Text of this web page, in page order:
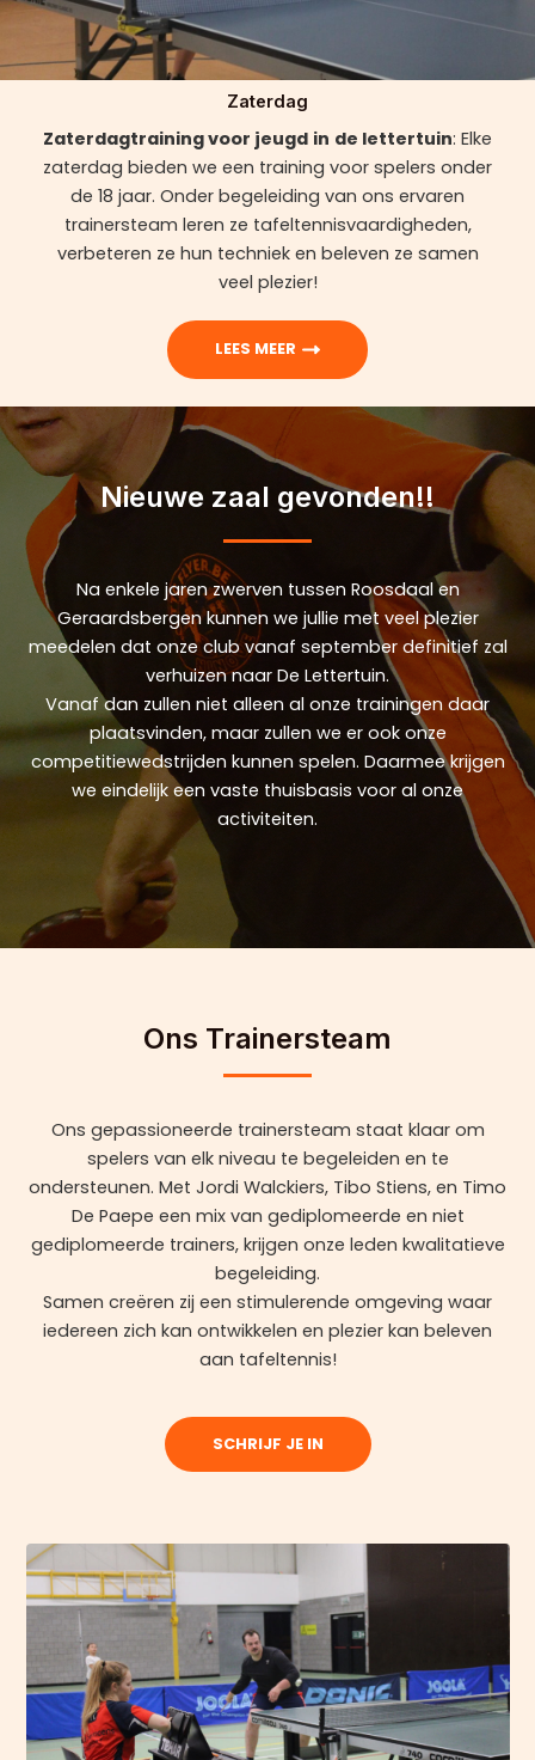
Zaterdag
Zaterdagtraining voor jeugd in de lettertuin: Elke
zaterdag bieden we een training voor spelers onder
de 18 jaar. Onder begeleiding van ons ervaren
trainersteam leren ze tafeltennisvaardigheden,
verbeteren ze hun techniek en beleven ze samen
veel plezier!
LEES MEER
Nieuwe zaal gevonden!!
Na enkele jaren zwerven tussen Roosdaal en
Geraardsbergen kunnen we jullie met veel plezier
meedelen dat onze club vanaf september definitief zal
verhuizen naar De Lettertuin.
Vanaf dan zullen niet alleen al onze trainingen daar
plaatsvinden, maar zullen we er ook onze
competitiewedstrijden kunnen spelen. Daarmee krijgen
we eindelijk een vaste thuisbasis voor al onze
activiteiten.
Ons Trainersteam
Ons gepassioneerde trainersteam staat klaar om
spelers van elk niveau te begeleiden en te
ondersteunen. Met Jordi Walckiers, Tibo Stiens, en Timo
De Paepe een mix van gediplomeerde en niet
gediplomeerde trainers, krijgen onze leden kwalitatieve
begeleiding.
Samen creëren zij een stimulerende omgeving waar
iedereen zich kan ontwikkelen en plezier kan beleven
aan tafeltennis!
SCHRIJF JE IN